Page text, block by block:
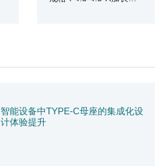
智能设备中TYPE-C母座的集成化设
计体验提升